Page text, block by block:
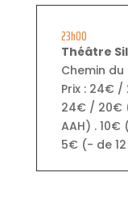
23h00
Théâtre
Chemin du
Prix : 24€
24€ / 20€
AAH) . 10€
5€ (- de